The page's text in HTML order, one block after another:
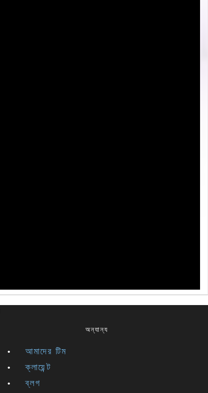
অন্যান্য
আমাদের টিম
ক্লায়েন্ট
ব্লগ